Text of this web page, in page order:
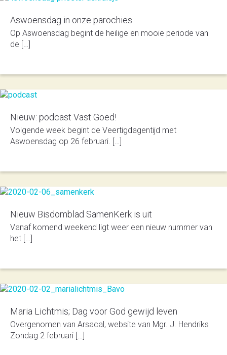
Aswoensdag in onze parochies
Op Aswoensdag begint de heilige en mooie periode van
de […]
Nieuw: podcast Vast Goed!
Volgende week begint de Veertigdagentijd met
Aswoensdag op 26 februari. […]
Nieuw Bisdomblad SamenKerk is uit
Vanaf komend weekend ligt weer een nieuw nummer van
het […]
Maria Lichtmis; Dag voor God gewijd leven
Overgenomen van Arsacal, website van Mgr. J. Hendriks
Zondag 2 februari […]